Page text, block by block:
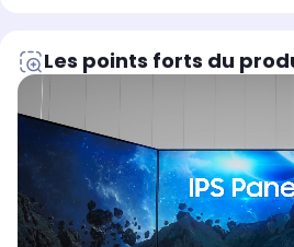
Les points forts du